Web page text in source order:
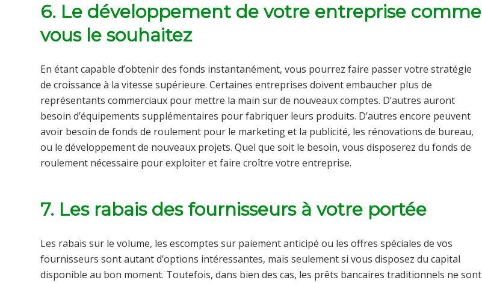
6. Le développement de votre entreprise comme
vous le souhaitez
En étant capable d’obtenir des fonds instantanément, vous pourrez faire passer votre stratégie
de croissance à la vitesse supérieure. Certaines entreprises doivent embaucher plus de
représentants commerciaux pour mettre la main sur de nouveaux comptes. D’autres auront
besoin d’équipements supplémentaires pour fabriquer leurs produits. D’autres encore peuvent
avoir besoin de fonds de roulement pour le marketing et la publicité, les rénovations de bureau,
ou le développement de nouveaux projets. Quel que soit le besoin, vous disposerez du fonds de
roulement nécessaire pour exploiter et faire croître votre entreprise.
7. Les rabais des fournisseurs à votre portée
Les rabais sur le volume, les escomptes sur paiement anticipé ou les offres spéciales de vos
fournisseurs sont autant d’options intéressantes, mais seulement si vous disposez du capital
disponible au bon moment. Toutefois, dans bien des cas, les prêts bancaires traditionnels ne sont